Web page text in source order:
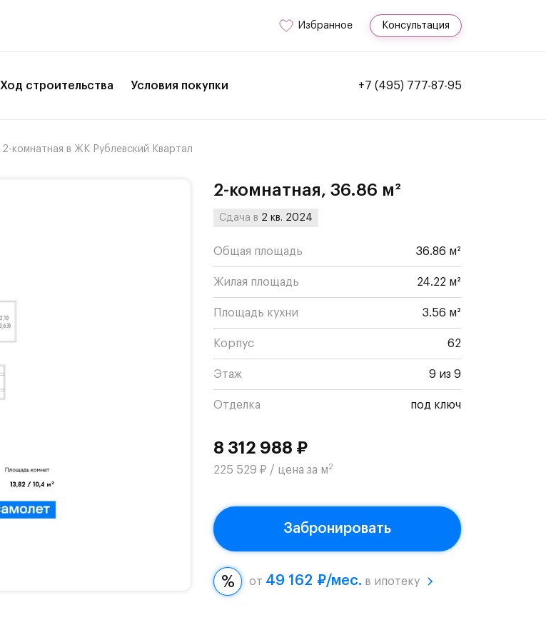
Избранное Консультация
Ход строительства Условия покупки +7 (495) 777-87-95
2-комнатная в ЖК Рублевский Квартал
2-комнатная, 36.86 м²
Сдача в 2 кв. 2024
Общая площадь 36.86 м²
Жилая площадь 24.22 м²
Площадь кухни 3.56 м²
Корпус 62
Этаж 9 из 9
Отделка под ключ
8 312 988 ₽
225 529 ₽ / цена за м2
Забронировать
от 49 162 ₽/мес. в ипотеку